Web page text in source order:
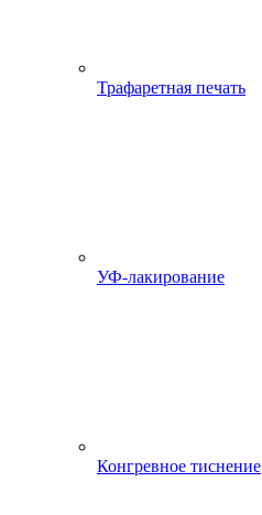
Трафаретная печать
УФ-лакирование
Конгревное тиснение